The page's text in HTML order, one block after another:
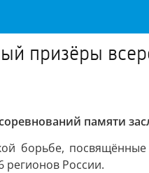
призёры
памяти
борьбе,
регионов России.